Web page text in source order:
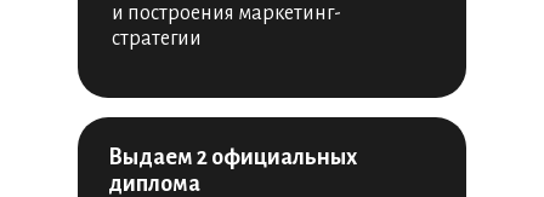
и построения маркетинг-
стратегии
Выдаем 2 официальных
диплома